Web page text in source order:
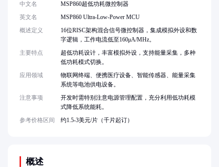
概述
中文名
MSP860超低功耗微控制器
英文名
MSP860 Ultra-Low-Power MCU
概述定义
16位RISC架构混合信号微控制器，集成模拟外设和数
字逻辑，工作电流低至160μA/MHz。
主要特点
超低功耗设计，丰富模拟外设，支持能量采集，多种
低功耗模式切换。
应用领域
物联网终端、便携医疗设备、智能传感器、能量采集
系统等电池供电设备。
注意事项
开发时需特别注意电源管理配置，充分利用低功耗模
式降低系统能耗。
参考价格区间
约1.5-3美元/片（千片起订）